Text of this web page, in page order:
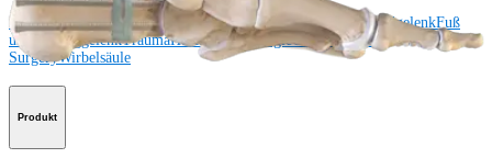
SchulterKnieEllenbogen SchulterendoprothetikHand und HandgelenkFuß
und SprunggelenkTraumaHüfteOrthobiologieCardiothoracic
SurgeryWirbelsäule
Produkt